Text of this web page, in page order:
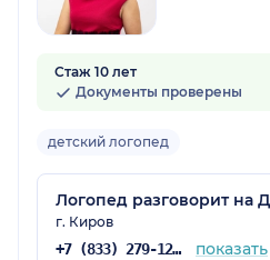
Стаж 10 лет
Документы проверены
детский логопед
Логопед разговорит на
г. Киров
+7 (833) 279-12-71 показать